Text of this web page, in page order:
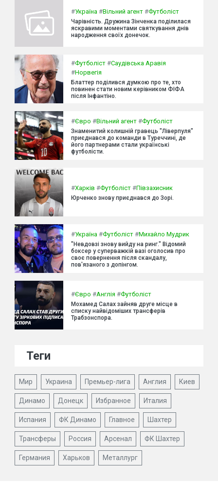
#Україна #Вільний агент #Футболіст
Чарівність. Дружина Зінченка поділилася
яскравими моментами святкування днів
народження своїх донечок.
#Футболіст #Саудівська Аравія
#Норвегія
Блаттер поділився думкою про те, хто
повинен стати новим керівником ФІФА
після Інфантіно.
#Євро #Вільний агент #Футболіст
Знаменитий колишній гравець "Ліверпуля"
приєднався до команди в Туреччині, де
його партнерами стали українські
футболісти.
#Харків #Футболіст #Півзахисник
Юрченко знову приєднався до Зорі.
#Україна #Футболіст #Михайло Мудрик
"Невдовзі знову вийду на ринг." Відомий
боксер у суперважкій вазі оголосив про
своє повернення після скандалу,
пов'язаного з допінгом.
#Євро #Англія #Футболіст
Мохамед Салах зайняв друге місце в
списку найвідоміших трансферів
Трабзонспора.
Теги
Мир Украина Премьер-лига Англия Киев
Динамо Донецк Избранное Италия
Испания ФК Динамо Главное Шахтер
Трансферы Россия Арсенал ФК Шахтер
Германия Харьков Металлург